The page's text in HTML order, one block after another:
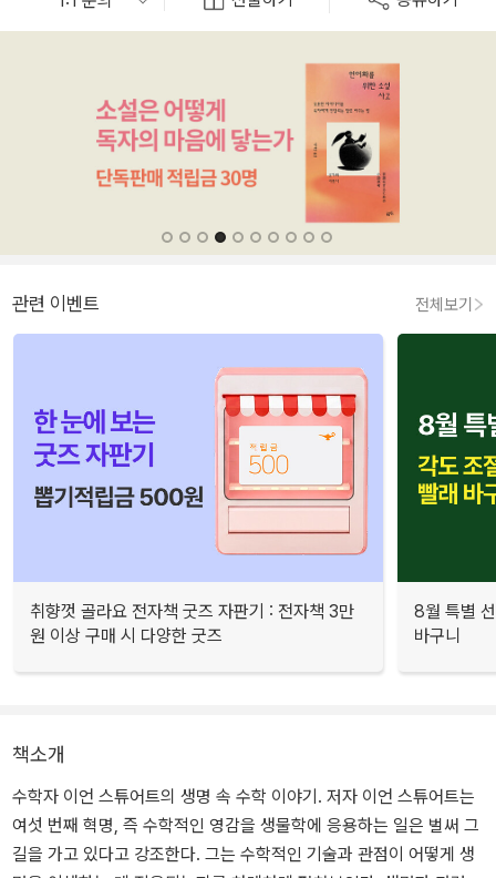
관련 이벤트 전체보기
취향껏 골라요 전자책 굿즈 자판기 : 전자책 3만
원 이상 구매 시 다양한 굿즈
8월 특별
바구니
책소개
수학자 이언 스튜어트의 생명 속 수학 이야기. 저자 이언 스튜어트는
여섯 번째 혁명, 즉 수학적인 영감을 생물학에 응용하는 일은 벌써 그
길을 가고 있다고 강조한다. 그는 수학적인 기술과 관점이 어떻게 생